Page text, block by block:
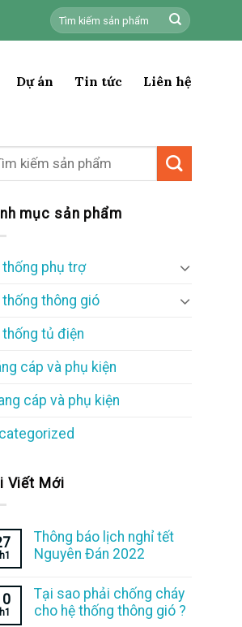
Tìm
kiếm:
Dự án Tin tức Liên hệ
mục sản phẩm
thống phụ trợ
thống thông gió
thống tủ điện
cáp và phụ kiện
cáp và phụ kiện
Viết Mới
Thông báo lịch nghỉ tết
Nguyên Đán 2022
Tại sao phải chống cháy
cho hệ thống thông gió ?